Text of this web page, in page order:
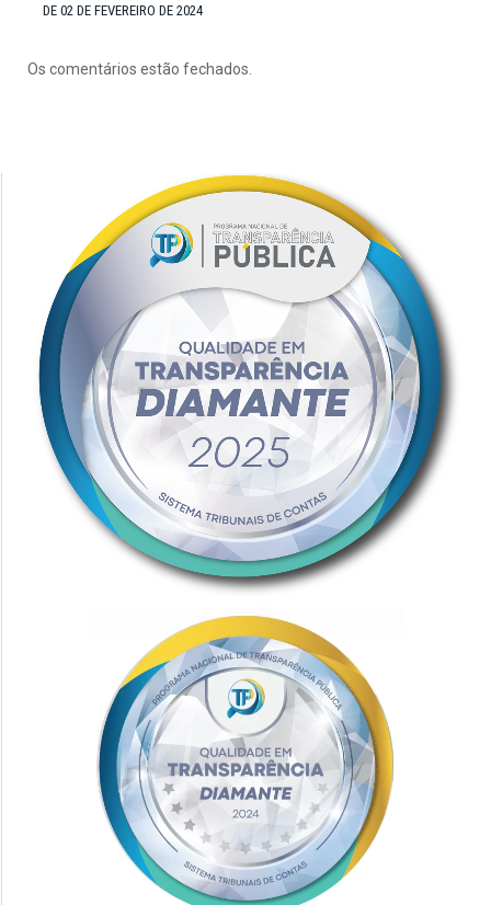
DE 02 DE FEVEREIRO DE 2024
Os comentários estão fechados.